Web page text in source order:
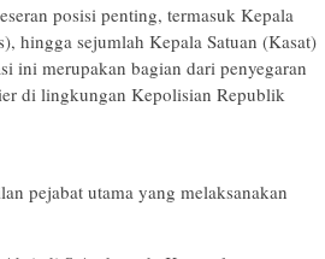
posisi penting, termasuk Kepala
hingga sejumlah Kepala Satuan (Kasat)
ini merupakan bagian dari penyegaran
di lingkungan Kepolisian Republik
pejabat utama yang melaksanakan